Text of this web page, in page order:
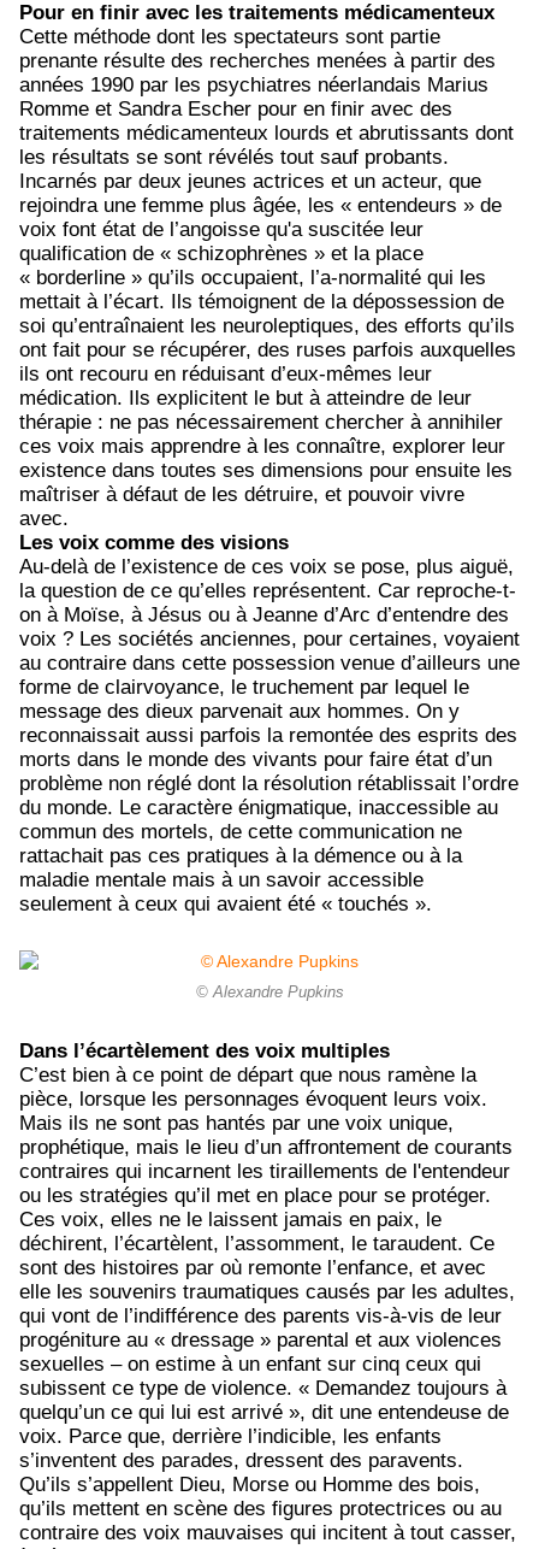
Pour en finir avec les traitements médicamenteux
Cette méthode dont les spectateurs sont partie
prenante résulte des recherches menées à partir des
années 1990 par les psychiatres néerlandais Marius
Romme et Sandra Escher pour en finir avec des
traitements médicamenteux lourds et abrutissants dont
les résultats se sont révélés tout sauf probants.
Incarnés par deux jeunes actrices et un acteur, que
rejoindra une femme plus âgée, les « entendeurs » de
voix font état de l’angoisse qu'a suscitée leur
qualification de « schizophrènes » et la place
« borderline » qu’ils occupaient, l’a-normalité qui les
mettait à l’écart. Ils témoignent de la dépossession de
soi qu’entraînaient les neuroleptiques, des efforts qu’ils
ont fait pour se récupérer, des ruses parfois auxquelles
ils ont recouru en réduisant d’eux-mêmes leur
médication. Ils explicitent le but à atteindre de leur
thérapie : ne pas nécessairement chercher à annihiler
ces voix mais apprendre à les connaître, explorer leur
existence dans toutes ses dimensions pour ensuite les
maîtriser à défaut de les détruire, et pouvoir vivre
avec.
Les voix comme des visions
Au-delà de l’existence de ces voix se pose, plus aiguë,
la question de ce qu’elles représentent. Car reproche-t-
on à Moïse, à Jésus ou à Jeanne d’Arc d’entendre des
voix ? Les sociétés anciennes, pour certaines, voyaient
au contraire dans cette possession venue d’ailleurs une
forme de clairvoyance, le truchement par lequel le
message des dieux parvenait aux hommes. On y
reconnaissait aussi parfois la remontée des esprits des
morts dans le monde des vivants pour faire état d’un
problème non réglé dont la résolution rétablissait l’ordre
du monde. Le caractère énigmatique, inaccessible au
commun des mortels, de cette communication ne
rattachait pas ces pratiques à la démence ou à la
maladie mentale mais à un savoir accessible
seulement à ceux qui avaient été « touchés ».
© Alexandre Pupkins
Dans l’écartèlement des voix multiples
C’est bien à ce point de départ que nous ramène la
pièce, lorsque les personnages évoquent leurs voix.
Mais ils ne sont pas hantés par une voix unique,
prophétique, mais le lieu d’un affrontement de courants
contraires qui incarnent les tiraillements de l'entendeur
ou les stratégies qu’il met en place pour se protéger.
Ces voix, elles ne le laissent jamais en paix, le
déchirent, l’écartèlent, l’assomment, le taraudent. Ce
sont des histoires par où remonte l’enfance, et avec
elle les souvenirs traumatiques causés par les adultes,
qui vont de l’indifférence des parents vis-à-vis de leur
progéniture au « dressage » parental et aux violences
sexuelles – on estime à un enfant sur cinq ceux qui
subissent ce type de violence. « Demandez toujours à
quelqu’un ce qui lui est arrivé », dit une entendeuse de
voix. Parce que, derrière l’indicible, les enfants
s’inventent des parades, dressent des paravents.
Qu’ils s’appellent Dieu, Morse ou Homme des bois,
qu’ils mettent en scène des figures protectrices ou au
contraire des voix mauvaises qui incitent à tout casser,